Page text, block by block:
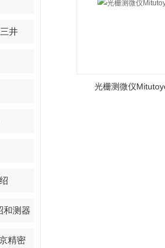
井
和测器
精密
光栅测微仪